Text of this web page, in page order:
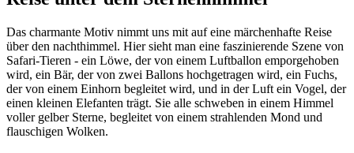
Das charmante Motiv nimmt uns mit auf eine märchenhafte Reise
über den nachthimmel. Hier sieht man eine faszinierende Szene von
Safari-Tieren - ein Löwe, der von einem Luftballon emporgehoben
wird, ein Bär, der von zwei Ballons hochgetragen wird, ein Fuchs,
der von einem Einhorn begleitet wird, und in der Luft ein Vogel, der
einen kleinen Elefanten trägt. Sie alle schweben in einem Himmel
voller gelber Sterne, begleitet von einem strahlenden Mond und
flauschigen Wolken.